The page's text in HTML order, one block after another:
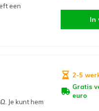
een
In
Je kunt hem
2-5
Gratis
euro